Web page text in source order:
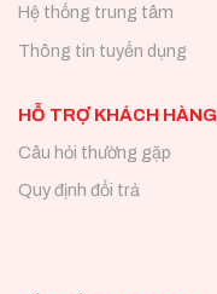
Hệ thống trung tâm
Thông tin tuyển dụng
HỖ TRỢ KHÁCH HÀNG
Câu hỏi thường gặp
Quy định đổi trả